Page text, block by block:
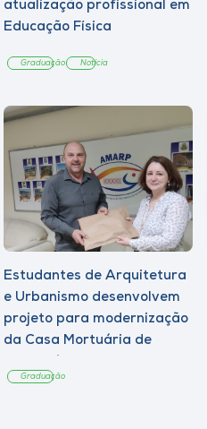
atualização profissional em
Educação Física
Graduação Notícia
Estudantes de Arquitetura
e Urbanismo desenvolvem
projeto para modernização
da Casa Mortuária de
Graduação